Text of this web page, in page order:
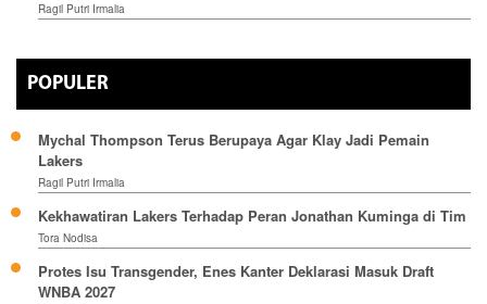
Ragil Putri Irmalia
POPULER
Mychal Thompson Terus Berupaya Agar Klay Jadi Pemain
Lakers
Ragil Putri Irmalia
Kekhawatiran Lakers Terhadap Peran Jonathan Kuminga di Tim
Tora Nodisa
Protes Isu Transgender, Enes Kanter Deklarasi Masuk Draft
WNBA 2027